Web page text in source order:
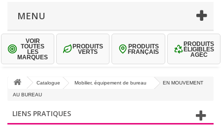
MENU
VOIR
TOUTES
LES
MARQUES
PRODUITS
VERTS
PRODUITS
FRANÇAIS
PRODUITS
ÉLIGIBLES
AGEC
Catalogue Mobilier, équipement de bureau EN MOUVEMENT
AU BUREAU
LIENS PRATIQUES